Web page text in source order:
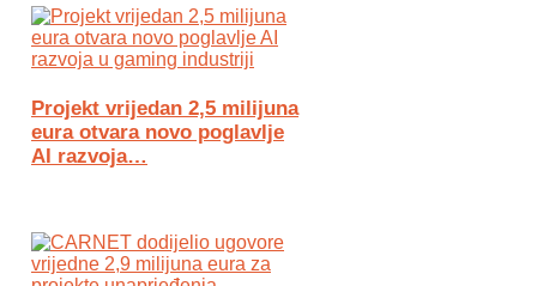
Projekt vrijedan 2,5 milijuna
eura otvara novo poglavlje
AI razvoja…